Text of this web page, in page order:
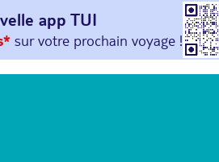
app TUI
sur votreprochain